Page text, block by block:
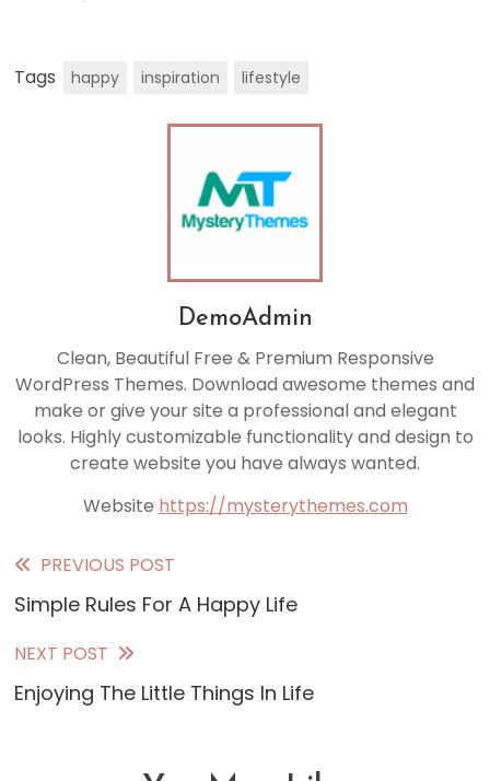
Tags happy inspiration lifestyle
DemoAdmin
Clean, Beautiful Free & Premium Responsive
WordPress Themes. Download awesome themes and
make or give your site a professional and elegant
looks. Highly customizable functionality and design to
create website you have always wanted.
Website https://mysterythemes.com
Read
more
articles
PREVIOUS POST
Simple Rules For A Happy Life
NEXT POST
Enjoying The Little Things In Life